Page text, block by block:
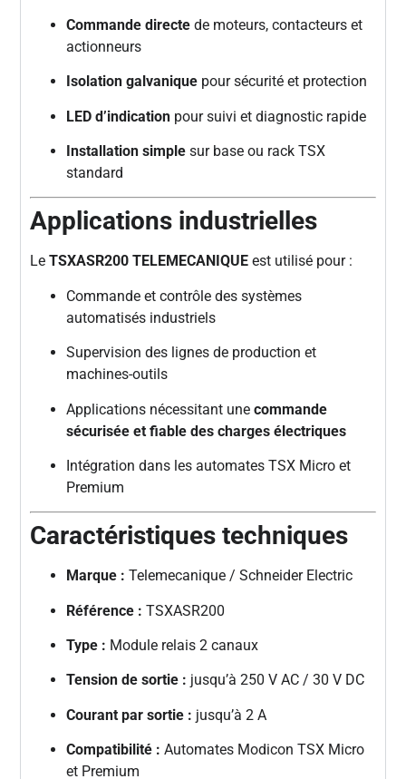
Commande directe de moteurs, contacteurs et
actionneurs
Isolation galvanique pour sécurité et protection
LED d’indication pour suivi et diagnostic rapide
Installation simple sur base ou rack TSX
standard
Applications industrielles
LeTSXASR200 TELEMECANIQUE est utilisé pour :
Commande et contrôle des systèmes
automatisés industriels
Supervision des lignes de production et
machines-outils
Applications nécessitant unecommande
sécurisée et fiable des charges électriques
Intégration dans les automates TSX Micro et
Premium
Caractéristiques techniques
Marque : Telemecanique / Schneider Electric
Référence : TSXASR200
Type : Module relais 2 canaux
Tension de sortie : jusqu’à 250 V AC / 30 V DC
Courant par sortie : jusqu’à 2 A
Compatibilité : Automates Modicon TSX Micro
et Premium